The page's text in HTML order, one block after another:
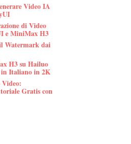
Video IA
di Video
e MiniMax H3
Watermark dai
H3 su Hailuo
Italiano in 2K
Gratis con